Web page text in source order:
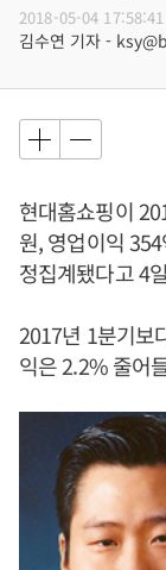
2018-05-04 17:58:41
김수연 기자 -
현대홈쇼핑이
원, 영업이익
정집계됐다고 4
2017년 1분기보
익은 2.2% 줄어